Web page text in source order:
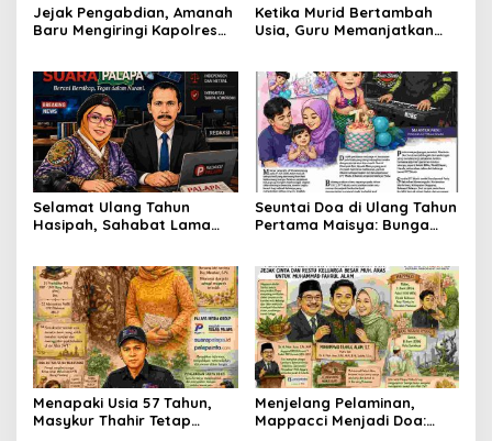
Jejak Pengabdian, Amanah
Baru Mengiringi Kapolres
Ketika Murid Bertambah
Usia, Guru Memanjatkan
Selamat Ulang Tahun
Hasipah, Sahabat Lama
Seuntai Doa di Ulang Tahun
Pertama Maisya: Bunga
Menapaki Usia 57 Tahun,
Masykur Thahir Tetap
Menjelang Pelaminan,
Mappacci Menjadi Doa: